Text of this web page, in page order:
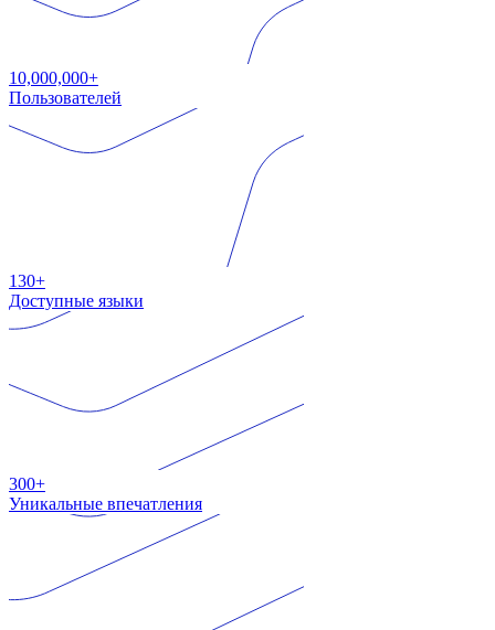
10,000,000+
Пользователей
130+
Доступные языки
300+
Уникальные впечатления